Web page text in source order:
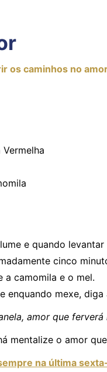
os caminhos no
e quando
cinco
a camomila e o mel.
enquando mexe,
amor que
mentalize o amor
na última